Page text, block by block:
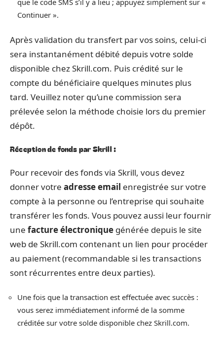
que le code SMS s’il y a lieu ; appuyez simplement sur «
Continuer ».
Après validation du transfert par vos soins, celui-ci
sera instantanément débité depuis votre solde
disponible chez Skrill.com. Puis crédité sur le
compte du bénéficiaire quelques minutes plus
tard. Veuillez noter qu’une commission sera
prélevée selon la méthode choisie lors du premier
dépôt.
Réception de fonds par Skrill :
Pour recevoir des fonds via Skrill, vous devez
donner votre adresse email enregistrée sur votre
compte à la personne ou l’entreprise qui souhaite
transférer les fonds. Vous pouvez aussi leur fournir
une facture électronique générée depuis le site
web de Skrill.com contenant un lien pour procéder
au paiement (recommandable si les transactions
sont récurrentes entre deux parties).
Une fois que la transaction est effectuée avec succès :
vous serez immédiatement informé de la somme
créditée sur votre solde disponible chez Skrill.com.